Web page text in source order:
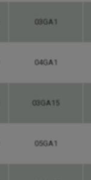
03GA1
04GA1
03GA15
05GA1